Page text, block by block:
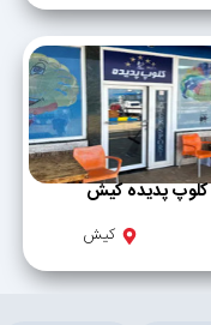
کلوپ پدیده کیش
کیش